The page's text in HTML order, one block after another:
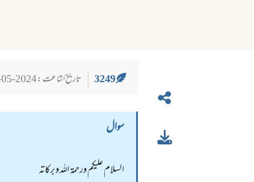
3249 تاریخ اشاعت : 2024-05-26
سوال
السلام عليكم ورحمة الله وبركاته